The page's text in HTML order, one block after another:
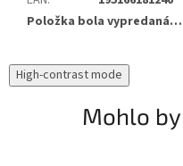
Položka bola vypredaná…
High-contrast mode
Mohlo